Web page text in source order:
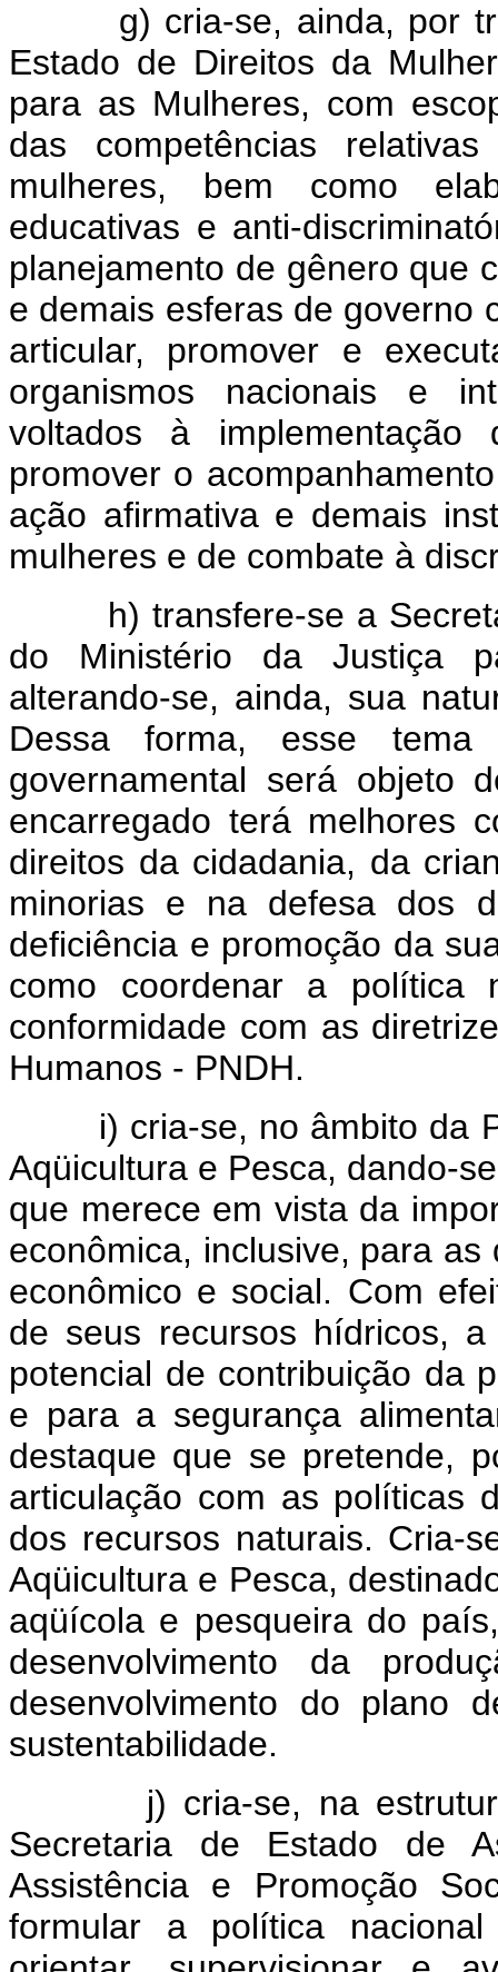
g) cria-se, ainda, por
Estado de Direitos da
para as Mulheres, com
das competências
mulheres, bem como
educativas e anti-
planejamento de gênero que
e demais esferas de governo
articular, promover e
organismos nacionais e
voltados à
promover o
ação afirmativa e demais
mulheres e de combate à
h) transfere-se a
do Ministério da Justiça
alterando-se, ainda, sua
Dessa forma, esse
governamental será objeto
encarregado terá melhores
direitos da cidadania, da
minorias e na defesa dos
deficiência e promoção da
como coordenar a política
conformidade com as
Humanos - PNDH.
i) cria-se, no âmbito da
Aqüicultura e Pesca, dando-
que merece em vista da
econômica, inclusive, para
econômico e social. Com
de seus recursos hídricos,
potencial de contribuição da
e para a segurança
destaque que se pretende,
articulação com as políticas
dos recursos naturais. Cria-
Aqüicultura e Pesca,
aqüícola e pesqueira do
desenvolvimento da
desenvolvimento do plano
sustentabilidade.
j) cria-se, na estrutura
Secretaria de Estado de
Assistência e Promoção
formular a política